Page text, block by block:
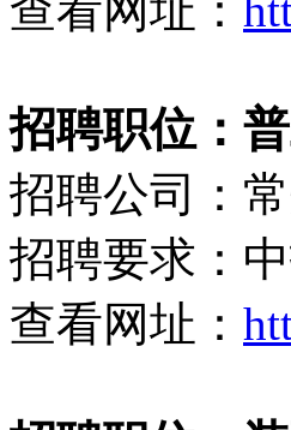
招聘职位：
招聘公司：
招聘要求：
查看网址：